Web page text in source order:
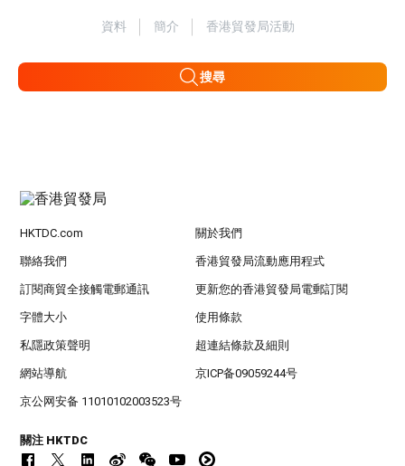
資料 簡介 香港貿發局活動
搜尋
HKTDC.com 關於我們
聯絡我們 香港貿發局流動應用程式
訂閱商貿全接觸電郵通訊 更新您的香港貿發局電郵訂閱
字體大小 使用條款
私隱政策聲明 超連結條款及細則
網站導航 京ICP备09059244号
京公网安备 11010102003523号
關注 HKTDC